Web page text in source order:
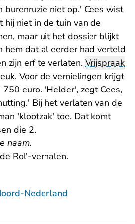
burenruzie niet op.' Cees wist
hij niet in de tuin van de
maar uit het dossier blijkt
hem dat al eerder had verteld
zijn erf te verlaten. Vrijspraak
Voor de vernielingen krijgt
750 euro. 'Helder', zegt Cees,
Bij het verlaten van de
'klootzak' toe. Dat komt
die 2.
naam.
Rol'-verhalen.
Nederland